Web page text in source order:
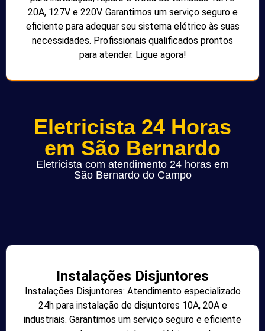
20A, 127V e 220V. Garantimos um serviço seguro e
eficiente para adequar seu sistema elétrico às suas
necessidades. Profissionais qualificados prontos
para atender. Ligue agora!
Eletricista 24 Horas
em São Bernardo
Eletricista com atendimento 24 horas em
São Bernardo do Campo
Instalações Disjuntores
Instalações Disjuntores: Atendimento especializado
24h para instalação de disjuntores 10A, 20A e
industriais. Garantimos um serviço seguro e eficiente